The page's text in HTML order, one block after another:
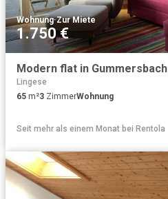
Wohnung·Zur Miete
1.750 €
Modern flat in Gummersbach
Lingese
65 m²3 ZimmerWohnung
Seit mehr als einem Monat bei Rentola